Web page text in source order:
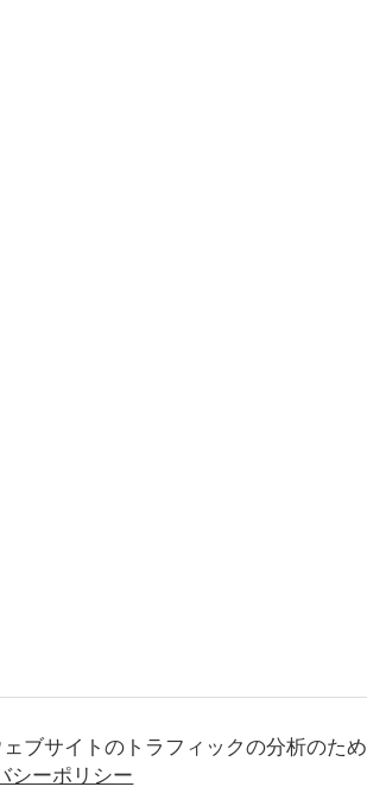
ブサイトのトラフィックの分析のため
シーポリシー